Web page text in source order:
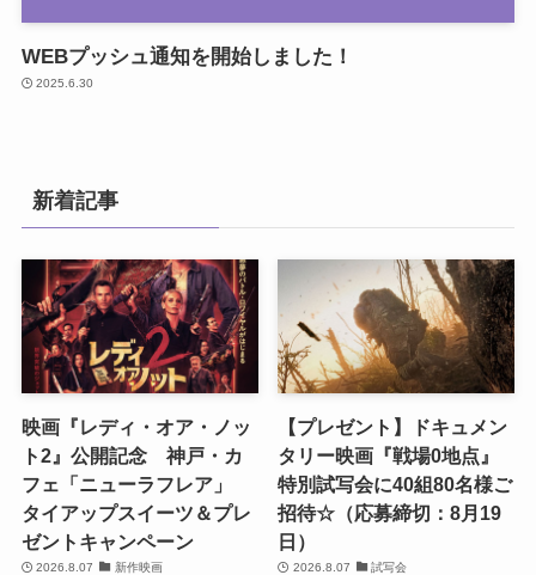
WEBプッシュ通知を開始しました！
2025.6.30
新着記事
映画『レディ・オア・ノッ
ト2』公開記念 神戸・カ
フェ「ニューラフレア」
タイアップスイーツ＆プレ
ゼントキャンペーン
2026.8.07 新作映画
【プレゼント】ドキュメン
タリー映画『戦場0地点』
特別試写会に40組80名様ご
招待☆（応募締切：8月19
日）
2026.8.07 試写会